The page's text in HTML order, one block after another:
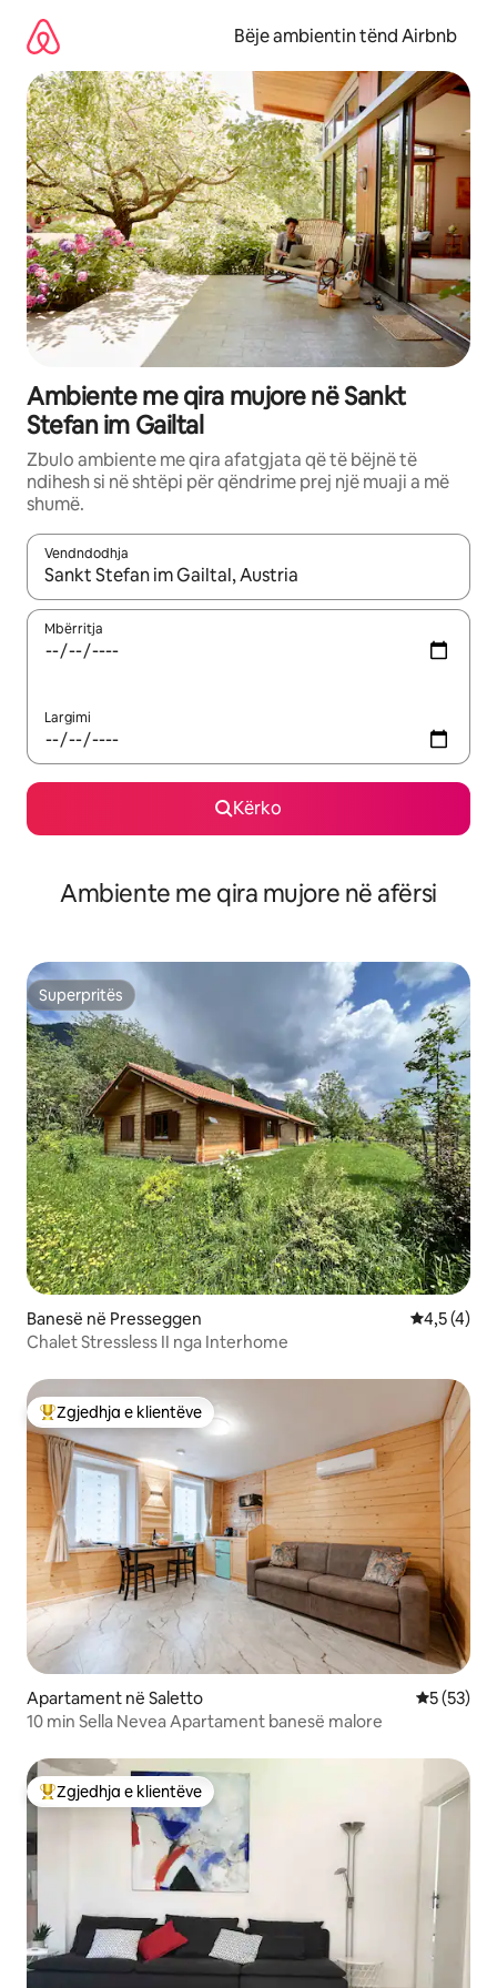
përmbajtja
Bëje ambientin tënd Airbnb
Ambiente me qira mujore në Sankt
Stefan im Gailtal
Zbulo ambiente me qira afatgjata që të bëjnë të
ndihesh si në shtëpi për qëndrime prej një muaji a më
shumë.
Vendndodhja
Kur rezultatet të jenë të disponueshme, lëviz me butonat e
Mbërritja
Largimi
Kërko
Ambiente me qira mujore në afërsi
Superpritës
Superpritës
Banesë në Presseggen Vlerësimi
4,5 (4)
Chalet Stressless II nga Interhome
Më të mirat e zgjedhjeve të klientëve
Zgjedhja e klientëve
Apartament në Saletto Vlerësimi
5 (53)
10 min Sella Nevea Apartament banesë malore
Më të mirat e zgjedhjeve të klientëve
Zgjedhja e klientëve